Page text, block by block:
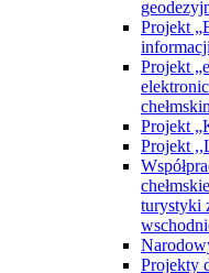
Projekt
Projekt
Projekt
Projekt
turystyki
Projekty